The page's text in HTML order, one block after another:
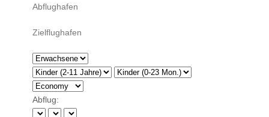
Abflug: